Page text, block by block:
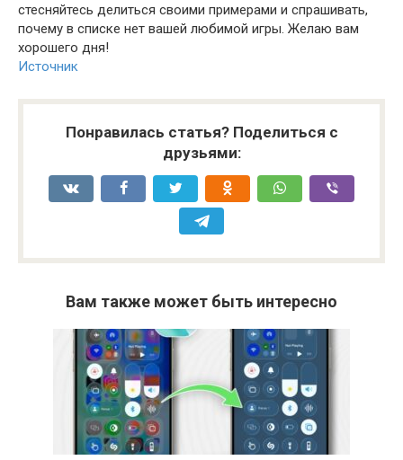
стесняйтесь делиться своими примерами и спрашивать,
почему в списке нет вашей любимой игры. Желаю вам
хорошего дня!
Источник
Понравилась статья? Поделиться с
друзьями:
Вам также может быть интересно